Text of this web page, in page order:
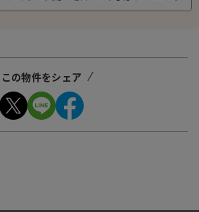
この物件をシェア